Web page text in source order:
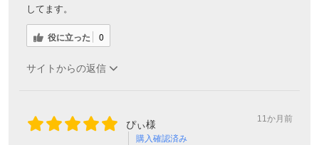
してます。
役に立った 0
サイトからの返信
ぴぃ様
購入確認済み
11か月前